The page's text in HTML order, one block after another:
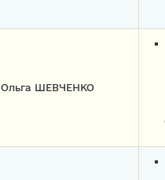
Ольга ШЕВЧЕНКО